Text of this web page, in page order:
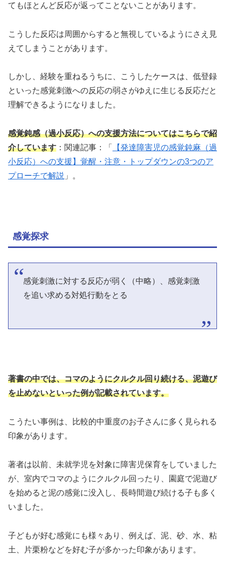
てもほとんど反応が返ってことないことがあります。
こうした反応は周囲からすると無視しているようにさえ見
えてしまうことがあります。
しかし、経験を重ねるうちに、こうしたケースは、低登録
といった感覚刺激への反応の弱さがゆえに生じる反応だと
理解できるようになりました。
感覚鈍感（過小反応）への支援方法についてはこちらで紹
介しています ：関連記事：「
【発達障害児の感覚鈍麻（過
小反応）への支援】覚醒・注意・トップダウンの3つのア
プローチで解説 」。
感覚探求
感覚刺激に対する反応が弱く（中略）、感覚刺激
を追い求める対処行動をとる
著書の中では、コマのようにクルクル回り続ける、泥遊び
を止めないといった例が記載されています。
こうたい事例は、比較的中重度のお子さんに多く見られる
印象があります。
著者は以前、未就学児を対象に障害児保育をしていました
が、室内でコマのようにクルクル回ったり、園庭で泥遊び
を始めると泥の感覚に没入し、長時間遊び続ける子も多く
いました。
子どもが好む感覚にも様々あり、例えば、泥、砂、水、粘
土、片栗粉などを好む子が多かった印象があります。